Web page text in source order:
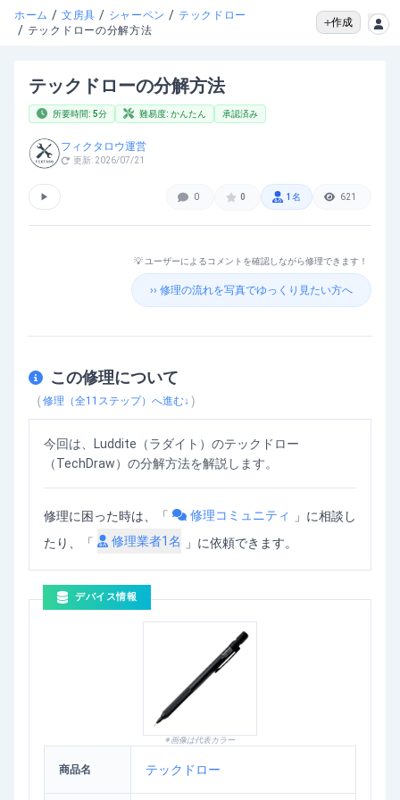
ホーム / 文房具 / シャーペン / テックドロー
/ テックドローの分解方法
作成
テックドローの分解方法
所要時間: 5分 難易度: かんたん 承認済み
フィクタロウ運営
更新: 2026/07/21
▶ 0 0 1 名 621
テックドローの分解方法
💡 ユーザーによるコメントを確認しながら修理できます！
›› 修理の流れを写真でゆっくり見たい方へ
この修理について
（修理（全11 ステップ）へ進む↓ ）
今回は、Luddite（ラダイト）のテックドロー
（TechDraw）の分解方法を解説します。
修理に困った時は、「 修理コミュニティ 」 に相談し
たり、「
修理業者1名 」に依頼できます。
デバイス情報
※画像は代表カラー
商品名 テックドロー